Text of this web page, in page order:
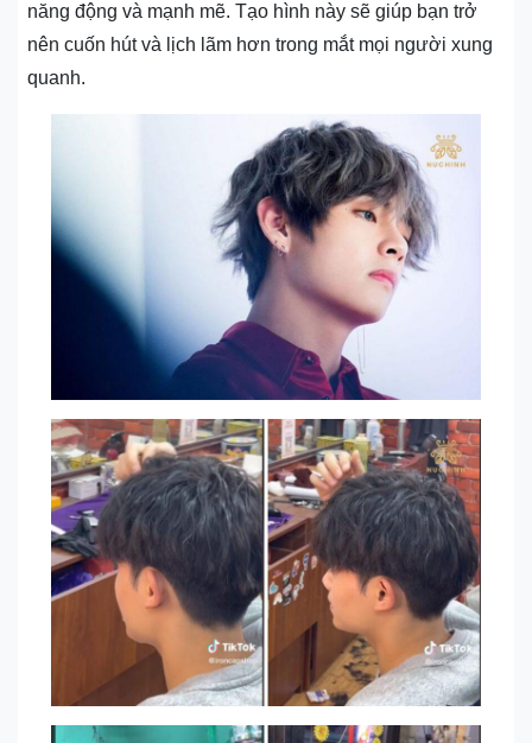
năng động và mạnh mẽ. Tạo hình này sẽ giúp bạn trở
nên cuốn hút và lịch lãm hơn trong mắt mọi người xung
quanh.